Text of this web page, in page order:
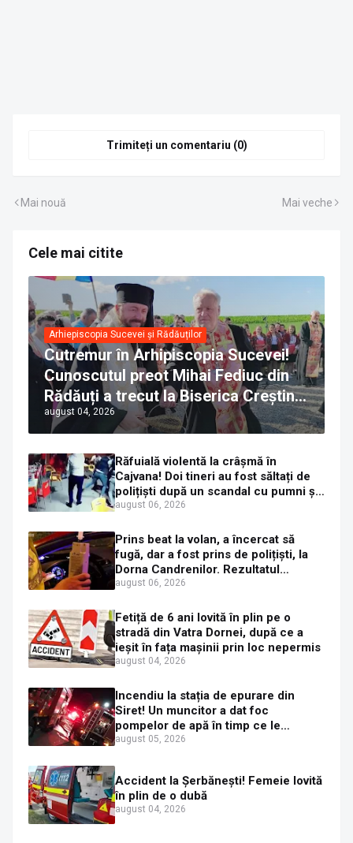
Trimiteți un comentariu (0)
Mai nouă Mai veche
Cele mai citite
Arhiepiscopia Sucevei și Rădăuților
Cutremur în Arhipiscopia Sucevei!
Cunoscutul preot Mihai Fediuc din
Rădăuți a trecut la Biserica Creștină
Ortodoxă Valahă. ÎPS Calinic anunță
că îi pregătește judecata canonică
august 04, 2026
Răfuială violentă la crâșmă în
Cajvana! Doi tineri au fost săltați de
polițiști după un scandal cu pumni și
mașini distruse
august 06, 2026
Prins beat la volan, a încercat să
fugă, dar a fost prins de polițiști, la
Dorna Candrenilor. Rezultatul
etilotestului: 1,59 mg/l alcool pur în
august 06, 2026
Fetiță de 6 ani lovită în plin pe o
stradă din Vatra Dornei, după ce a
ieșit în fața mașinii prin loc nepermis
august 04, 2026
Incendiu la stația de epurare din
Siret! Un muncitor a dat foc
pompelor de apă în timp ce le
alimenta cu combustibil
august 05, 2026
Accident la Șerbănești! Femeie lovită
în plin de o dubă
august 04, 2026